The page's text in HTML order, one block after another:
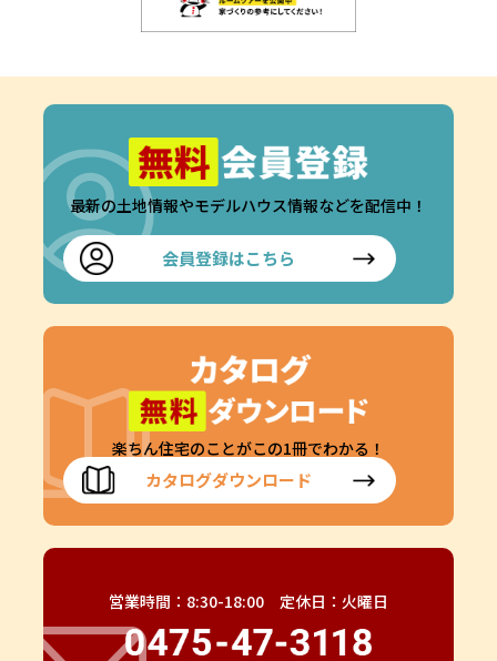
最新の土地情報やモデルハウス情報などを配信中！
会員登録はこちら
楽ちん住宅のことがこの1冊でわかる！
カタログダウンロード
営業時間：8:30-18:00 定休日：火曜日